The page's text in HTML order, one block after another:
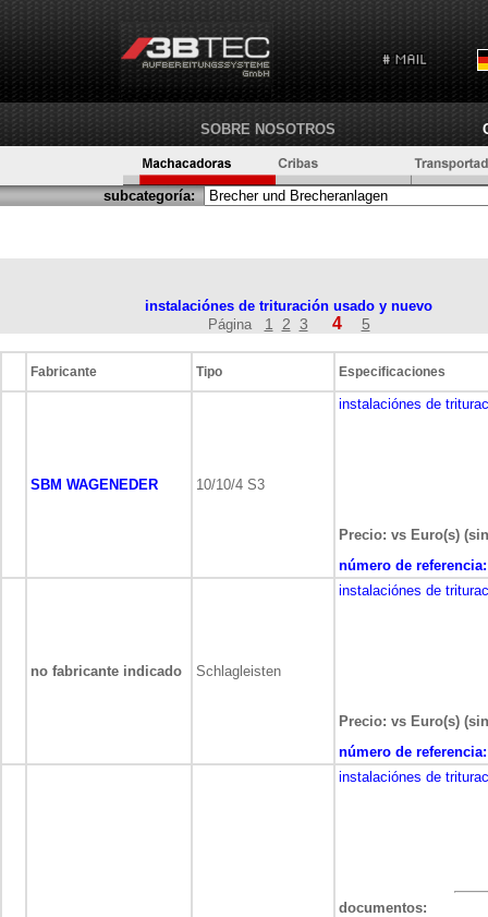
SOBRE NOSOTROS
subcategoría:
instalaciónes de trituración usado y nuevo
Página 1 2 3 4 5
Fabricante Tipo Especificaciones
SBM WAGENEDER 10/10/4 S3
instalaciónes de
Precio: vs Euro(s)
número de referencia:
no fabricante indicado Schlagleisten
instalaciónes de
Precio: vs Euro(s)
número de referencia:
instalaciónes de
documentos: